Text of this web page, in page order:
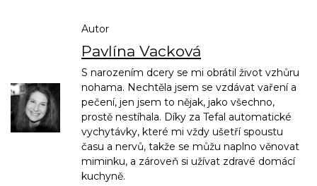
Autor
Pavlína Vacková
S narozením dcery se mi obrátil život vzhůru
nohama. Nechtěla jsem se vzdávat vaření a
pečení, jen jsem to nějak, jako všechno,
prostě nestíhala. Díky za Tefal automatické
vychytávky, které mi vždy ušetří spoustu
času a nervů, takže se můžu naplno věnovat
miminku, a zároveň si užívat zdravé domácí
kuchyně.